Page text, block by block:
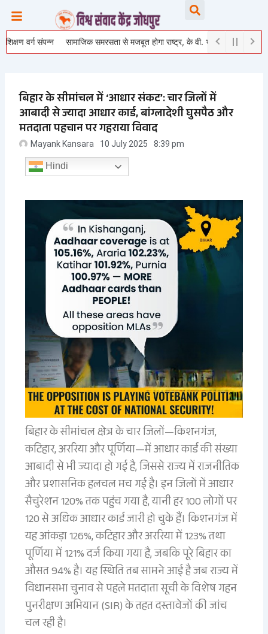
content
संपन्न सामाजिक समरसता से मजबूत होगा राष्ट्र, के वी. भागैय्या जी ने युवाओं को दिया
बिहार के सीमांचल में ‘आधार संकट’: चार जिलों में
आबादी से ज्यादा आधार कार्ड, बांग्लादेशी घुसपैठ और
मतदाता पहचान पर गहराया विवाद
Mayank Kansara 10 July 2025 8:39 pm
Hindi
बिहार के सीमांचल क्षेत्र के चार जिलों—किशनगंज,
कटिहार, अररिया और पूर्णिया—में आधार कार्ड की संख्या
आबादी से भी ज्यादा हो गई है, जिससे राज्य में राजनीतिक
और प्रशासनिक हलचल मच गई है। इन जिलों में आधार
सैचुरेशन 120% तक पहुंच गया है, यानी हर 100 लोगों पर
120 से अधिक आधार कार्ड जारी हो चुके हैं। किशनगंज में
यह आंकड़ा 126%, कटिहार और अररिया में 123% तथा
पूर्णिया में 121% दर्ज किया गया है, जबकि पूरे बिहार का
औसत 94% है। यह स्थिति तब सामने आई है जब राज्य में
विधानसभा चुनाव से पहले मतदाता सूची के विशेष गहन
पुनरीक्षण अभियान (SIR) के तहत दस्तावेजों की जांच
चल रही है।